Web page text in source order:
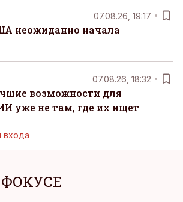
07.08.26, 19:17
неожиданно начала
07.08.26, 18:32
возможности для
уже не там, где их ищет
входа